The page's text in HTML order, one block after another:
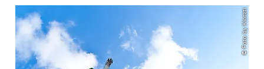
© Foto by Klotzti